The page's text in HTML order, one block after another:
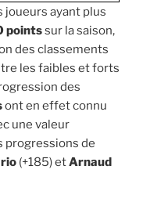
joueurs ayant plus
pointssur la saison,
des classements
les faibles et forts
des
ont en effet connu
une valeur
progressions de
(+185) etArnaud